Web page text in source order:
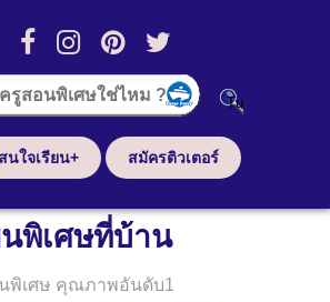
นใจเรียน+ สมัครติวเตอร์
นพิเศษที่บ้าน
พิเศษ คุณภาพอันดับ1